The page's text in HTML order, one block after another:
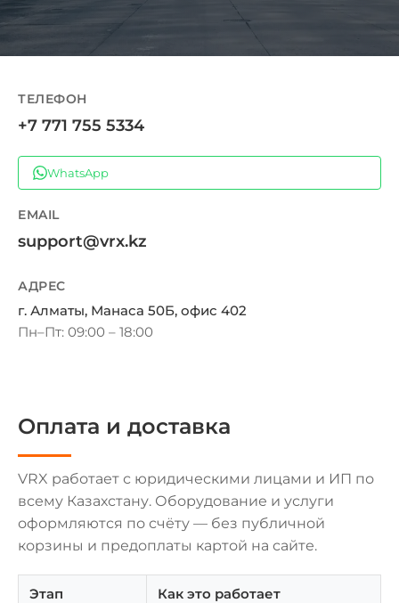
ТЕЛЕФОН
+7 771 755 5334
WhatsApp
EMAIL
support@vrx.kz
АДРЕС
г. Алматы, Манаса 50Б, офис 402
Пн–Пт: 09:00 – 18:00
Оплата и доставка
VRX работает с юридическими лицами и ИП по
всему Казахстану. Оборудование и услуги
оформляются по счёту — без публичной
корзины и предоплаты картой на сайте.
Этап Как это работает